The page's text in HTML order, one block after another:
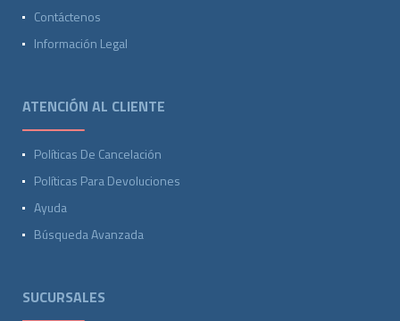
Contáctenos
Información Legal
ATENCIÓN AL CLIENTE
Políticas De Cancelación
Políticas Para Devoluciones
Ayuda
Búsqueda Avanzada
SUCURSALES